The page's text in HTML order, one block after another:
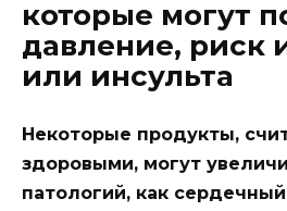
которые могут
давление, риск
или инсульта
Некоторые продукты,
здоровыми, могут
патологий, как